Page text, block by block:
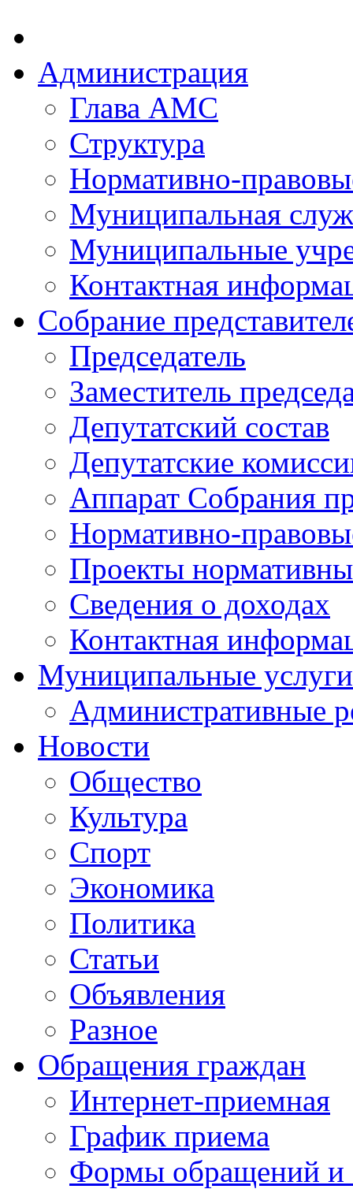
Администрация
Глава АМС
Структура
Нормативно-
Муниципальная
Муниципальные
Контактная
Собрание
Председатель
Заместитель
Депутатский состав
Депутатские
Аппарат Собрания
Нормативно-
Проекты
Сведения о доходах
Контактная
Муниципальные услуги
Административные
Новости
Общество
Культура
Спорт
Экономика
Политика
Статьи
Объявления
Разное
Обращения граждан
Интернет-приемная
График приема
Формы обращений и